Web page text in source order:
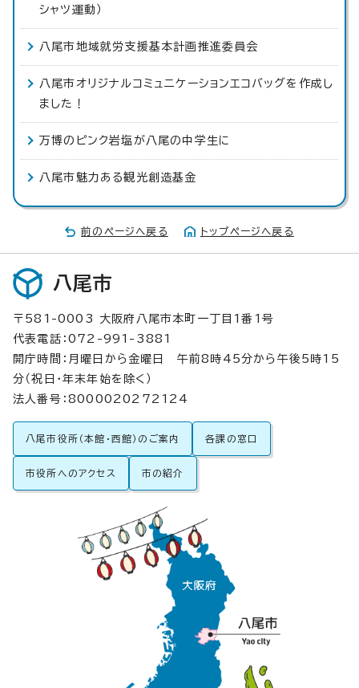
シャツ運動）
八尾市地域就労支援基本計画推進委員会
八尾市オリジナルコミュニケーションエコバッグを作成し
ました！
万博のピンク岩塩が八尾の中学生に
八尾市魅力ある観光創造基金
前のページへ戻る トップページへ戻る
八尾市
〒581-0003 大阪府八尾市本町一丁目1番1号
代表電話：072-991-3881
開庁時間：月曜日から金曜日 午前8時45分から午後5時15
分（祝日・年末年始を除く）
法人番号：8000020272124
八尾市役所（本館・西館）のご案内 各課の窓口
市役所へのアクセス 市の紹介